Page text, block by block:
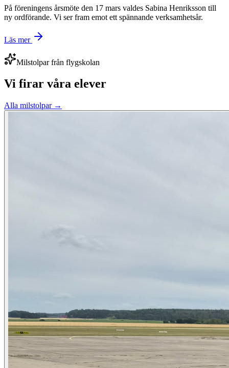
På föreningens årsmöte den 17 mars valdes Sabina Henriksson till
ny ordförande. Vi ser fram emot ett spännande verksamhetsår.
Läs mer
Milstolpar från flygskolan
Vi firar våra elever
Alla milstolpar →